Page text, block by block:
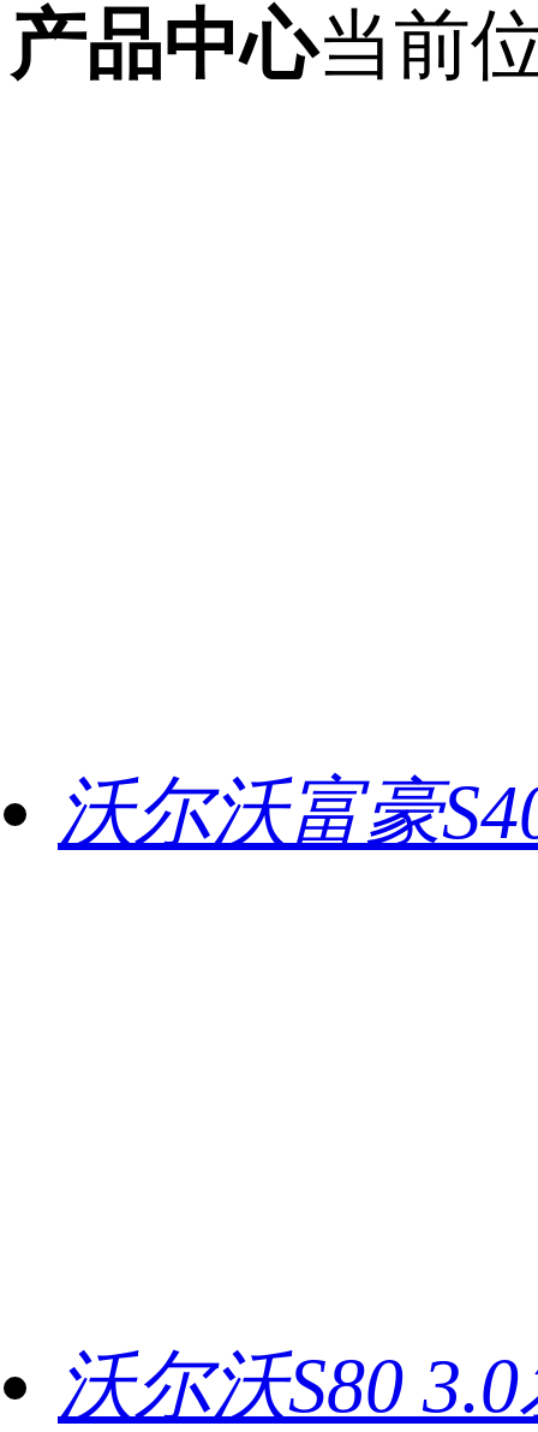
产品中心当前
沃尔沃富豪
沃尔沃S80